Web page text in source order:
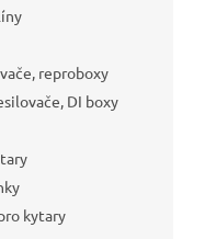
reproboxy
DI boxy
kytary